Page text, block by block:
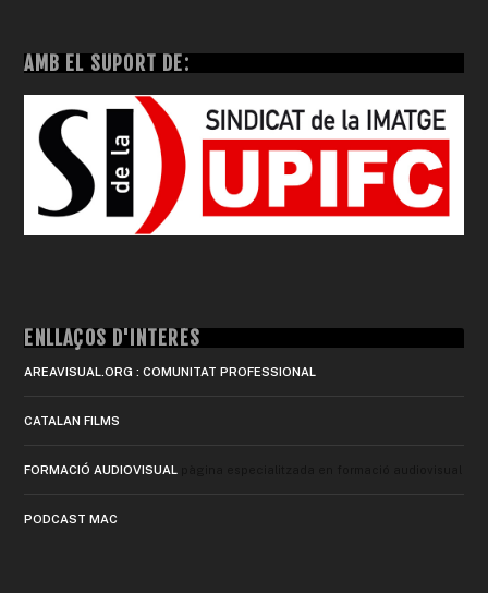
AMB EL SUPORT DE:
ENLLAÇOS D'INTERÈS
AREAVISUAL.ORG : COMUNITAT PROFESSIONAL
CATALAN FILMS
FORMACIÓ AUDIOVISUAL
PODCAST MAC